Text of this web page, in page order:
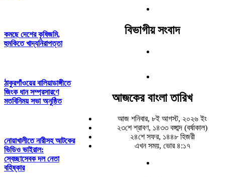
কমছে দেশের কৃষিজমি,
হুমকিতে খাদ্যনিরাপত্তা
ঠাকুরগাঁওয়ের বালিয়াডাঙ্গীতে
জিংক ধান সম্প্রসারণে
মতবিনিময় সভা অনুষ্ঠিত
নোয়াখালীতে নারীসহ আটকের
ভিডিও ভাইরাল:
স্বেচ্ছাসেবক দল নেতা
বহিষ্কার
বিভাগীয় সংবাদ
আজকের বাংলা তারিখ
আজ শনিবার, ৮ই আগস্ট, ২০২৬ ইং
২৩শে শ্রাবণ, ১৪৩৩ বঙ্গাব্দ (বর্ষাকাল)
২৪শে সফর, ১৪৪৮ হিজরী
এখন সময়, ভোর ৪:১৭